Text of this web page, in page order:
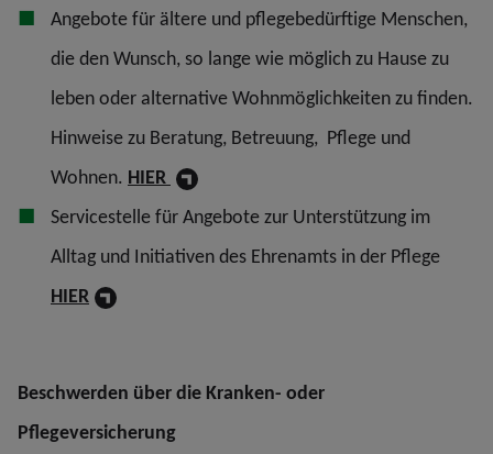
Angebote für ältere und pflegebedürftige Menschen,
die den Wunsch, so lange wie möglich zu Hause zu
leben oder alternative Wohnmöglichkeiten zu finden.
Hinweise zu Beratung, Betreuung, Pflege und
Wohnen. HIER
Servicestelle für Angebote zur Unterstützung im
Alltag und Initiativen des Ehrenamts in der Pflege
HIER
Beschwerden über die Kranken- oder
Pflegeversicherung